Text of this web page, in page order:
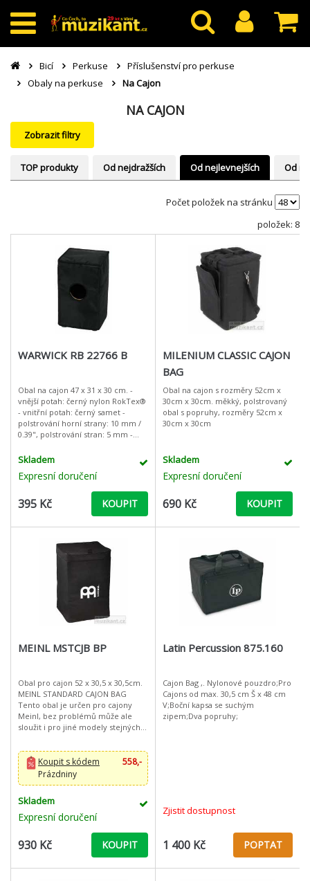
Bicí Perkuse
Příslušenství pro perkuse
Obaly na perkuse
Na Cajon
NA CAJON
Zobrazit filtry
TOP produkty Od nejdražších Od nejlevnejších Od
Počet položek na stránku
položek: 8
WARWICK RB 22766 B
Obal na cajon 47 x 31 x 30 cm. -
vnější potah: černý nylon RokTex®
- vnitřní potah: černý samet -
polstrování horní strany: 10 mm /
0.39", polstrování stran: 5 mm -
barv
Skladem
Expresní doručení
395 Kč KOUPIT
MILENIUM CLASSIC CAJON
BAG
Obal na cajon s rozměry 52cm x
30cm x 30cm. měkký, polstrovaný
obal s popruhy, rozměry 52cm x
30cm x 30cm
Skladem
Expresní doručení
690 Kč KOUPIT
MEINL MSTCJB BP
Obal pro cajon 52 x 30,5 x 30,5cm.
MEINL STANDARD CAJON BAG
Tento obal je určen pro cajony
Meinl, bez problémů může ale
sloužit i pro jiné modely stejných
polstrovaného nylonu,
samozřejmostí je d
Koupit s kódem
558,-
Prázdniny
Skladem
Expresní doručení
930 Kč KOUPIT
Latin Percussion 875.160
Cajon Bag ,. Nylonové pouzdro;Pro
Cajons od max. 30,5 cm Š x 48 cm
V;Boční kapsa se suchým
zipem;Dva popruhy;
Zjistit dostupnost
1 400 Kč POPTAT